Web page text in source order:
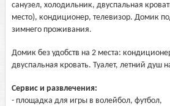
санузел, холодильник, двуспальная
место), кондиционер, телевизор. Домик
зимнего проживания.
Домик без удобств на 2 места:
двуспальная кровать. Туалет, летний душ
Сервис и развлечения:
- площадка для игры в волейбол, футбол,